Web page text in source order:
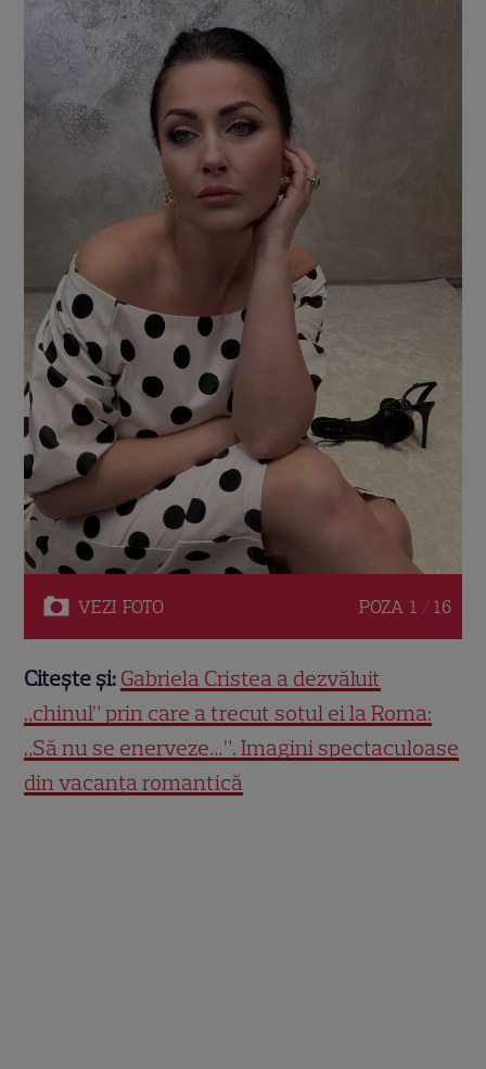
VEZI FOTO POZA 1 / 16
Citește și: Gabriela Cristea a dezvăluit
„chinul” prin care a trecut soțul ei la Roma:
„Să nu se enerveze…”. Imagini spectaculoase
din vacanța romantică